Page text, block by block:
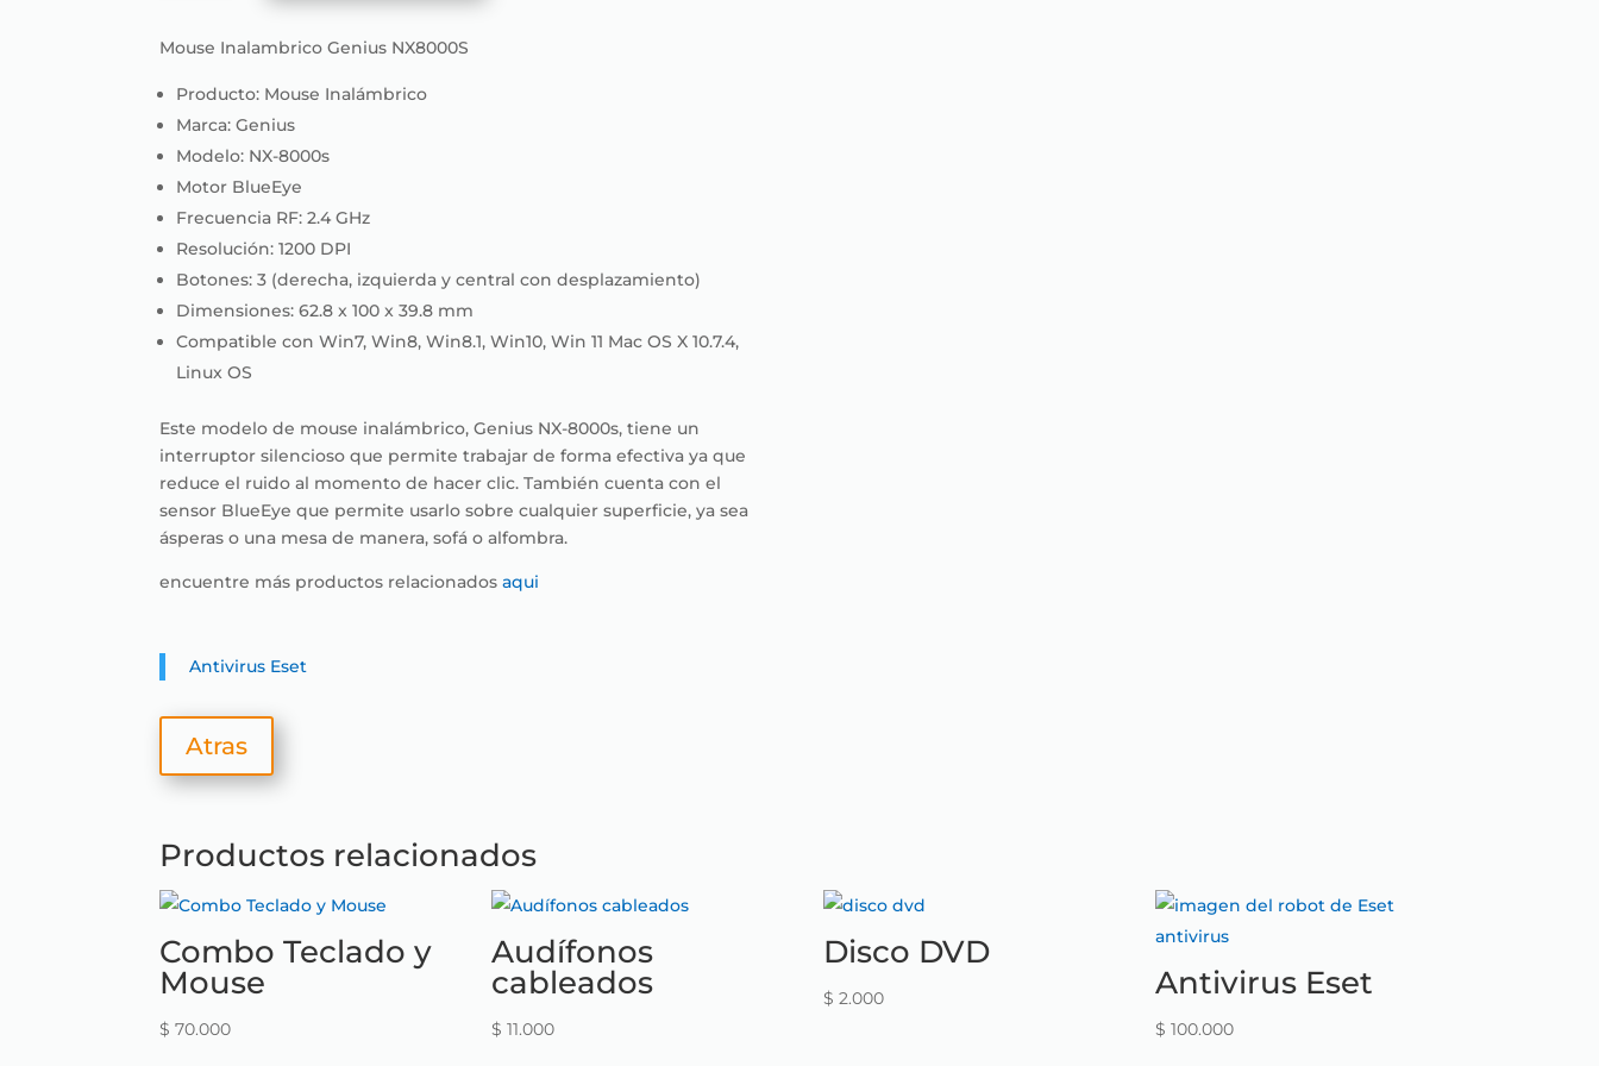
cantidad
Mouse Inalambrico Genius NX8000S
Producto: Mouse Inalámbrico
Marca: Genius
Modelo: NX-8000s
Motor BlueEye
Frecuencia RF: 2.4 GHz
Resolución: 1200 DPI
Botones: 3 (derecha, izquierda y central con desplazamiento)
Dimensiones: 62.8 x 100 x 39.8 mm
Compatible con Win7, Win8, Win8.1, Win10, Win 11 Mac OS X 10.7.4,
Linux OS
Este modelo de mouse inalámbrico, Genius NX-8000s, tiene un
interruptor silencioso que permite trabajar de forma efectiva ya que
reduce el ruido al momento de hacer clic. También cuenta con el
sensor BlueEye que permite usarlo sobre cualquier superficie, ya sea
ásperas o una mesa de manera, sofá o alfombra.
encuentre más productos relacionadosaqui
Antivirus Eset
Atras
Productos relacionados
Combo Teclado y
Mouse
$ 70.000
Audífonos
cableados
$ 11.000
Disco DVD
$ 2.000 Antivirus Eset
$ 100.000